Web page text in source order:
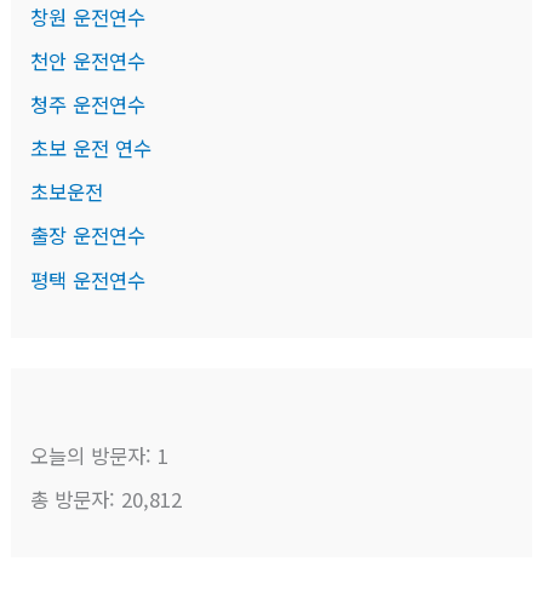
창원 운전연수
천안 운전연수
청주 운전연수
초보 운전 연수
초보운전
출장 운전연수
평택 운전연수
오늘의 방문자: 1
총 방문자: 20,812